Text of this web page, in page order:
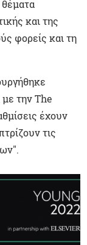
και της
φορείς και τη
με την The
έχουν
τις